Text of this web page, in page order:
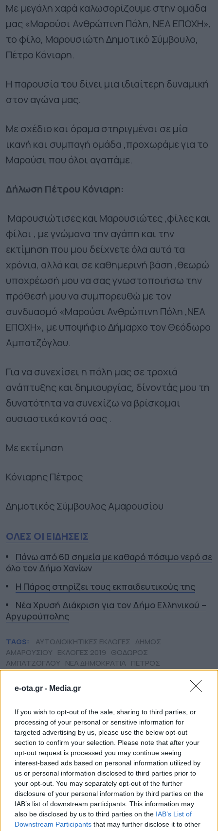
e-ota.gr - Media.gr
If you wish to opt-out of the sale, sharing to third parties, or
processing of your personal or sensitive information for
targeted advertising by us, please use the below opt-out
section to confirm your selection. Please note that after your
opt-out request is processed you may continue seeing
interest-based ads based on personal information utilized by
us or personal information disclosed to third parties prior to
your opt-out. You may separately opt-out of the further
disclosure of your personal information by third parties on the
IAB’s list of downstream participants. This information may
also be disclosed by us to third parties on the IAB’s List of
Downstream Participants that may further disclose it to other
Με μεγάλη χαρά καλωσορίζουμε στην ομάδα
μας «Μαρούσι Ανθρώπινη Πόλη, ΝΕΑ ΕΠΟΧΗ»,
το φίλο, Μαρουσιώτη Δημοτικό Σύμβουλο,
Πέτρο Κόνιαρη.
Η παρουσία του δίνει μια ιδιαίτερη δυναμική
στον αγώνα μας.
Με σχέδιο και όραμα στηριγμένοι σε μία
ικανή και συμπαγή ομάδα ,προχωράμε για το
Μαρούσι που όλοι αγαπάμε.
Δήλωση Πέτρου Κόνιαρη:
Μαρουσιώτισες και Μαρουσιώτες ,φίλες και
φίλοι , με γνώμονα την αγάπη και την
εκτίμηση που μου δείχνετε όλα αυτά τα
χρόνια, αλλά και σε καθημερινή βάση ,θεωρώ
υποχρέωσή μου να σας γνωστοποιήσω την
πρόθεσή μου να συμπορευθώ με τον
συνδυασμό «Μαρούσι Ανθρώπινη Πόλη ,ΝΕΑ
ΕΠΟΧΗ», με υποψήφιο Δήμαρχο τον Θεόδωρο
Αμπατζόγλου.
Για να συνεχίσει η πόλη μας σε τροχιά
ανάπτυξης και δημιουργίας, δίνοντάς μου τη
δυνατότητα να συνεχίζω να βρίσκομαι
ουσιαστικά κοντά σας .
Με εκτίμηση
Κόνιαρης Πέτρος
Δημοτικός Σύμβουλος Αμαρουσίου
ΟΛΕΣ ΟΙ ΕΙΔΗΣΕΙΣ
Πάνω από 60 σημεία με καθαρό πόσιμο νερό σε
όλο τον Δήμο Χανίων
Η Πάρος στηρίζει τους εκπαιδευτικούς της
Νέα Χρυσή Διάκριση για τον Δήμο Ελληνικού –
Αργυρούπολης
TAGS: ΑΥΤΟΔΙΟΙΚΗΤΙΚΕΣ ΕΚΛΟΓΕΣ ΔΗΜΟΣ
ΑΜΑΡΟΥΣΙΟΥ ΕΚΛΟΓΕΣ 2019 ΘΟΔΩΡΟΣ
ΑΜΠΑΤΖΟΓΛΟΥ ΝΕΑ ΔΗΜΟΚΡΑΤΙΑ ΠΕΤΡΟΣ
ΚΟΝΙΑΡΗΣ ΤΟΠΙΚΗ ΑΥΤΟΔΙΟΙΚΗΣΗ
Featured